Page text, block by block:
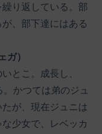
り返している。部
が、部下達にはある
ガ）
とこ。成長し、
かつては弟のジュ
が、現在ジュニは
少女で、レベッカ